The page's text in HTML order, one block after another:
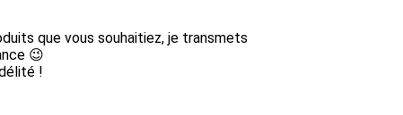
que vous souhaitiez, je transmets
😉
!